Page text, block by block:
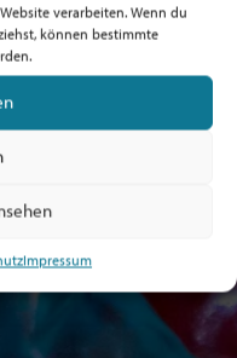
verarbeiten. Wenn du
können bestimmte
Impressum